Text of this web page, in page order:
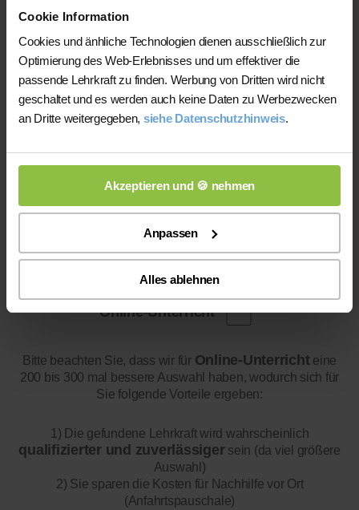
Cookie Information
Cookies und änhliche Technologien dienen ausschließlich zur
Optimierung des Web-Erlebnisses und um effektiver die
passende Lehrkraft zu finden. Werbung von Dritten wird nicht
geschaltet und es werden auch keine Daten zu Werbezwecken
an Dritte weitergegeben, siehe Datenschutzhinweis.
Akzeptieren und 🍪 nehmen
Anpassen
Alles ablehnen
zur Verfügung stellen.
Jetzt verfügbare Lehrer/innen
für Online-Nachhilfe anzeigen
lassen.
Online-Unterricht
Bitte beachten Sie, dass wir für Online-Unterrichteine
200 bis 300 mal bessere Auswahl haben, wodurch sich für
Sie folgende Vorteile ergeben:
1) Die gefundene Lehrkraft wird wahrscheinlich
qualifizierter und zuverlässigersein (da viel größere
Auswahl)
2) Sie sparen die Kosten für Nachhilfe vor Ort
(Anfahrtspauschale)